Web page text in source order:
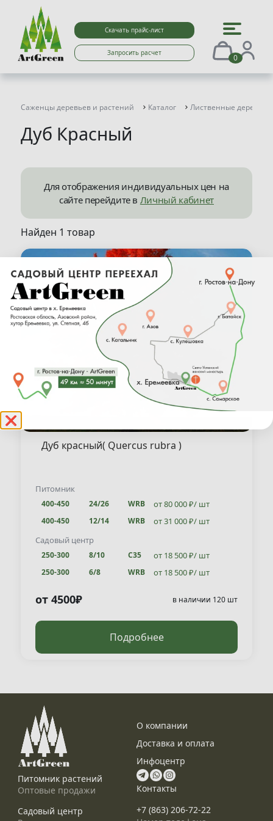
❌
Скачать прайс-лист
Запросить расчет 0
Саженцы деревьев и растений Каталог Лиственные деревья
Дуб Красный
Для отображения индивидуальных цен на
сайте перейдите в Личный кабинет
Найден 1 товар
Дуб красный( Quercus rubra )
Питомник
400-450 24/26 WRB от 80 000 ₽/ шт
400-450 12/14 WRB от 31 000 ₽/ шт
400-450 12/14
300-350 6/8 WRB от 26 000 ₽/ шт
400-450 10/12 WRB от 28 500 ₽/ шт
350-400
Садовый центр
250-300 8/10 С35 от 18 500 ₽/ шт
250-300 6/8 WRB от 18 500 ₽/ шт
от 4500₽ в наличии 120 шт
Подробнее
Питомник растений
Оптовые продажи
Садовый центр
О компании
Доставка и оплата
Инфоцентр
Контакты
+7 (863) 206-72-22